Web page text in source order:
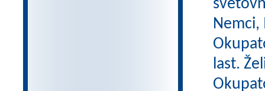
Nemci,
last.